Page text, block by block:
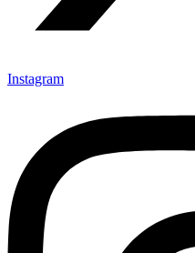
Instagram